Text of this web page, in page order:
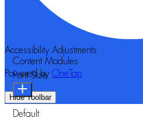
Accessibility Adjustments
Powered by OneTap
Hide Toolbar
Content Modules
Font Size
Default